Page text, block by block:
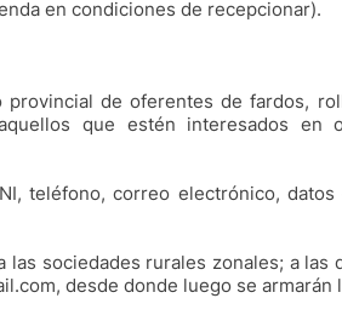
en condiciones de recepcionar).
de oferentes de fardos,
que estén interesados en
teléfono, correo electrónico,
sociedades rurales zonales; a las
desde donde luego se armarán